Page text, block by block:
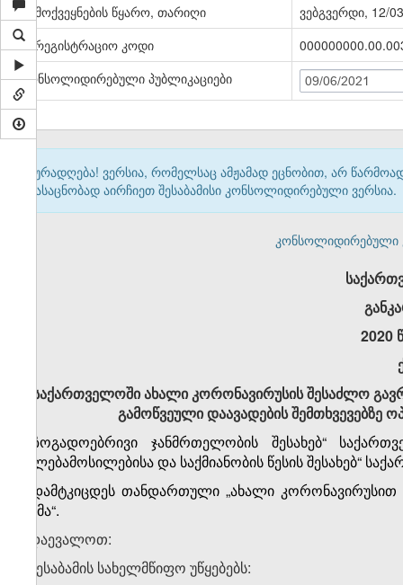
გამოქვეყნების წყარო, თარიღი
ვებგვერდი, 12/
სარეგისტრაციო კოდი
კონსოლიდირებული პუბლიკაციები
09/06/2021
ყურადღება! ვერსია, რომელსაც ამჟამად ეცნობით, არ
გასაცნობად აირჩიეთ შესაბამისი კონსოლიდირებული ვერსია.
კონსოლიდირებული
2020
საქართველოში ახალი კორონავირუსის შესაძლო
გამოწვეული დაავადების შემთხვევებზე
„საზოგადოებრივი ჯანმრთელობის შესახებ“
უფლებამოსილებისა და საქმიანობის წესის შესახებ“
დამტკიცდეს თანდართული„ახალი კორონავირუსით
გეგმა“.
2. დაევალოთ:
ა) შესაბამის სახელმწიფო უწყებებს: